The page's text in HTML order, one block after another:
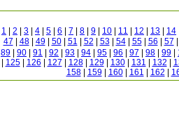
1 2 3 4 5 6 7 8 9 10 11 12 13 14
47
48| 49| 50| 51 52 53| 54| 55| 56 57
89
90 91 92 93 94 95 96 97 98 99
125| 126 127 128| 129| 130| 131 132
158| 159| 160| 161 162